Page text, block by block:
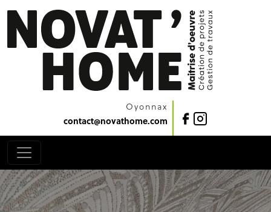
Oyonnax
contact@novathome.com